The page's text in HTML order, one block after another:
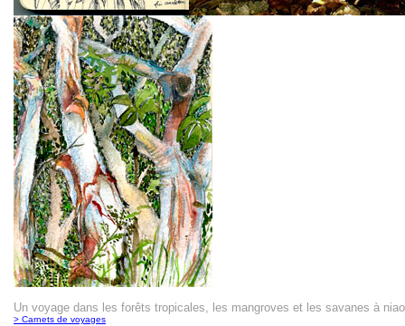
Un voyage dans les forêts tropicales, les mangroves et les savanes à
> Carnets de voyages